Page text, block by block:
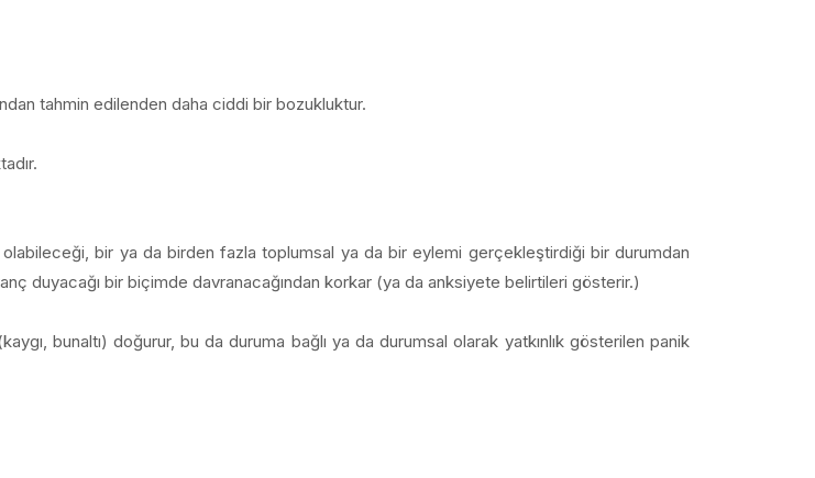
tahmin edilenden daha ciddi bir bozukluktur.
olabileceği, bir ya da birden fazla toplumsal ya da bir eylemi gerçekleştirdiği bir durumdan
duyacağı bir biçimde davranacağından korkar (ya da anksiyete belirtileri gösterir.)
bunaltı) doğurur, bu da duruma bağlı ya da durumsal olarak yatkınlık gösterilen panik